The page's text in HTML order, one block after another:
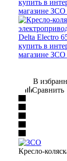
В
Сравнить
Кресло-